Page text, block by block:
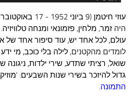
עוזי חיטמן (9 ביוני 1952
- 17 באוקטובר
היה זמר, מלחין, פזמונאי ומנחה
עולם, לכל אחד יש, עוד סיפור אחד של
לומדים מהקטנים, לילה בלי כוכב, מי
שואל, רציתי שתדע, שירי ילדות, ניגונה
גדול להיזכר בשירי שנות השבעים:
התמונה.